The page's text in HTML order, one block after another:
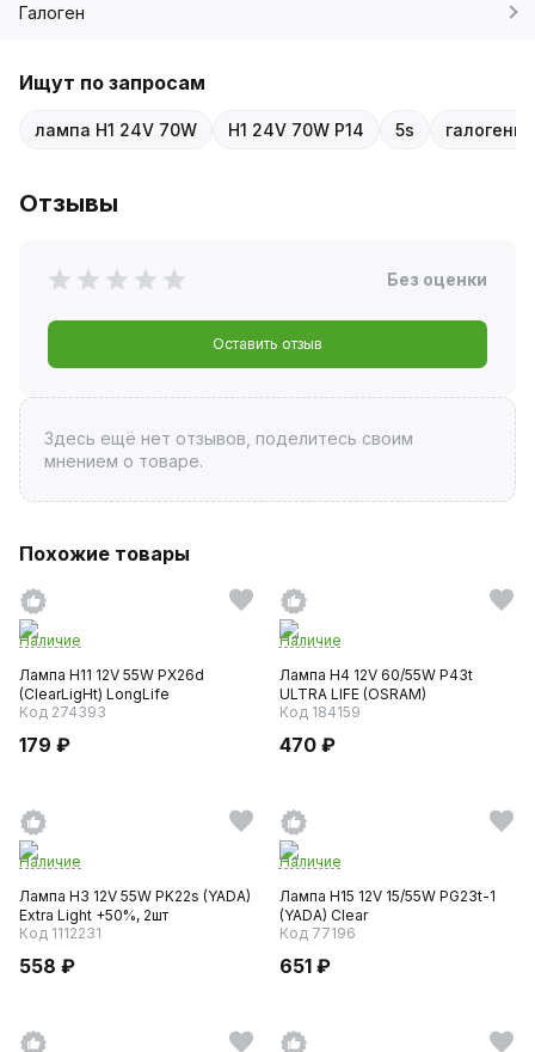
Галоген
Ищут по запросам
лампа H1 24V 70W H1 24V 70W P14 5s
Отзывы
Без оценки
Оставить отзыв
Здесь ещё нет отзывов, поделитесь своим
мнением о товаре.
Похожие товары
Наличие
Лампа H11 12V 55W PX26d
(ClearLigНt) LongLife
Код 274393
179 ₽
Наличие
Лампа H4 12V 60/55W P43t
ULTRA LIFE (OSRAM)
Код 184159
470 ₽
Наличие
Лампа H3 12V 55W PK22s (YADA)
Extra Light +50%, 2шт
Код 1112231
558 ₽
Наличие
Лампа H15 12V 15/55W PG23t-1
(YADA) Clear
Код 77196
651 ₽